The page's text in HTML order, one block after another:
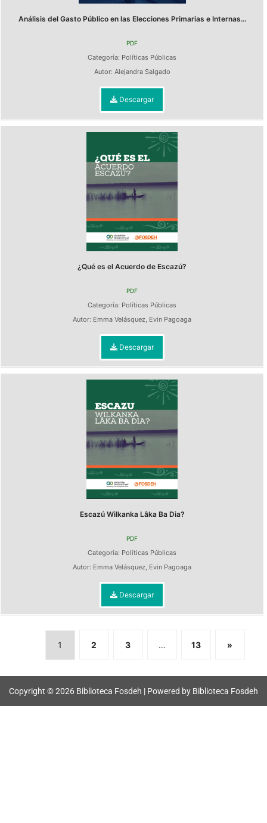
Análisis del Gasto Público en las Elecciones Primarias e Internas...
PDF
Categoría: Políticas Públicas
Autor: Alejandra Salgado
Descargar
¿Qué es el Acuerdo de Escazú?
PDF
Categoría: Políticas Públicas
Autor: Emma Velásquez, Evin Pagoaga
Descargar
Escazú Wilkanka Lâka Ba Dia?
PDF
Categoría: Políticas Públicas
Autor: Emma Velásquez, Evin Pagoaga
Descargar
1 2 3 … 13 »
Copyright © 2026 Biblioteca Fosdeh | Powered by Biblioteca Fosdeh